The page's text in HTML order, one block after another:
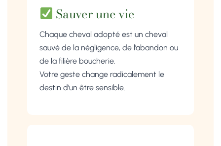
Sauver une vie
Chaque cheval adopté est un cheval
sauvé de la négligence, de l’abandon ou
de la filière boucherie.
Votre geste change radicalement le
destin d’un être sensible.